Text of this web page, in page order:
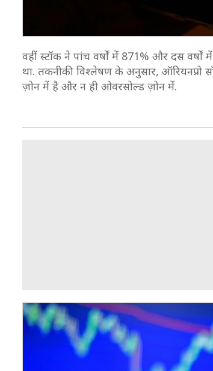
वहीं स्टॉक ने पांच वर्षों में 871% और दस
था. तकनीकी विश्‍लेषण के अनुसार, ऑरियनप्रो
ज़ोन में है और न ही ओवरसोल्ड ज़ोन में.